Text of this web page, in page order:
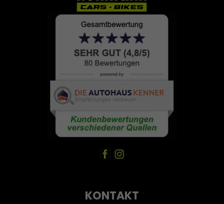
KONTAKT